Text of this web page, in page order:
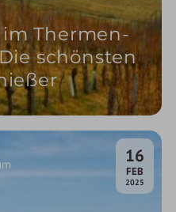
Thermen-
schönsten
16
FEB.
2025